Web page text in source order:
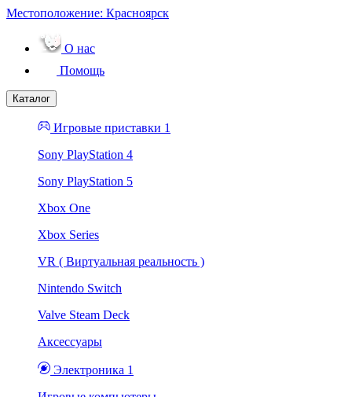
Местоположение: Красноярск
О нас
Помощь
Каталог
Игровые приставки 1
Sony PlayStation 4
Sony PlayStation 5
Xbox One
Xbox Series
VR ( Виртуальная реальность )
Nintendo Switch
Valve Steam Deck
Аксессуары
Электроника 1